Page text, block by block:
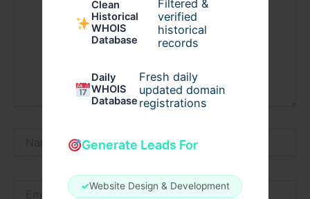
Clean
Historical
WHOIS
Database
Filtered &
verified
historical
records
Daily
WHOIS
Database
Fresh daily
updated domain
registrations
Generate Leads For
✓Website Design & Development